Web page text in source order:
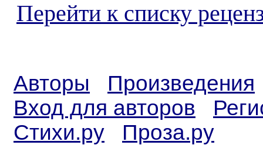
Перейти к списку
Авторы
Произведения
Вход для авторов
Стихи.ру
Проза.ру